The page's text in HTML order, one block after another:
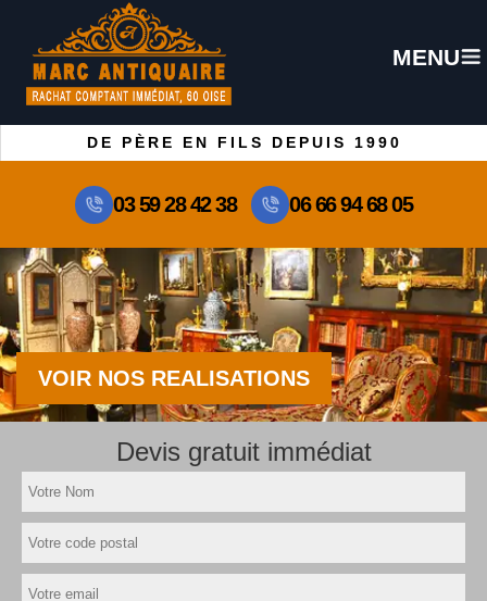
MENU
DE PÈRE EN FILS DEPUIS 1990
03 59 28 42 38 06 66 94 68 05
VOIR NOS REALISATIONS
Devis gratuit immédiat